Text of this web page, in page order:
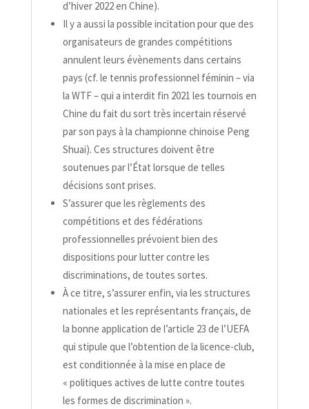
d’hiver 2022 en Chine).
Il y a aussi la possible incitation pour que des
organisateurs de grandes compétitions
annulent leurs évènements dans certains
pays (cf. le tennis professionnel féminin – via
la WTF – qui a interdit fin 2021 les tournois en
Chine du fait du sort très incertain réservé
par son pays à la championne chinoise Peng
Shuai). Ces structures doivent être
soutenues par l’État lorsque de telles
décisions sont prises.
S’assurer que les règlements des
compétitions et des fédérations
professionnelles prévoient bien des
dispositions pour lutter contre les
discriminations, de toutes sortes.
À ce titre, s’assurer enfin, via les structures
nationales et les représentants français, de
la bonne application de l’article 23 de l’UEFA
qui stipule que l’obtention de la licence-​club,
est conditionnée à la mise en place de
« politiques actives de lutte contre toutes
les formes de discrimination ».